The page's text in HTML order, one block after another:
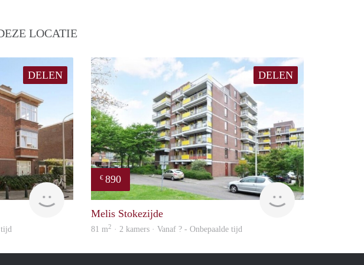
LOCATIE
DELEN
finder
tijd
DELEN
€ 890
finder
Melis Stokezijde
81 m2 · 2 kamers · Vanaf ? - Onbepaalde tijd